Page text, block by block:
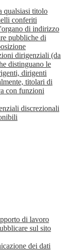
qualsiasi titolo
conferiti
di indirizzo
pubbliche di
dirigenziali (da
distinguano le
dirigenti
titolari di
con funzioni
discrezionali
di lavoro
sul sito
dei dati